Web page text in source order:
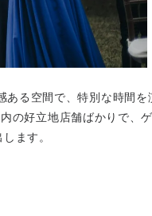
る空間で、特別な時間を
の好立地店舗ばかりで、
ます。